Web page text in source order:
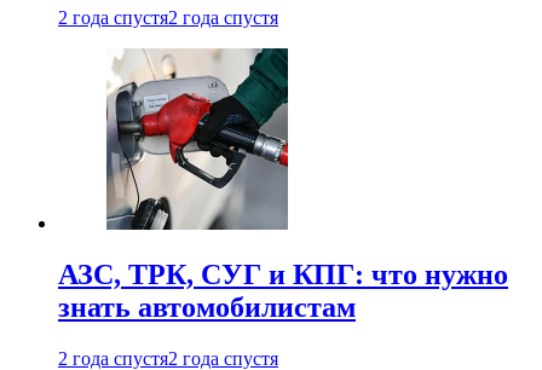
2 года спустя2 года спустя
АЗС, ТРК, СУГ и КПГ: что нужно
знать автомобилистам
2 года спустя2 года спустя